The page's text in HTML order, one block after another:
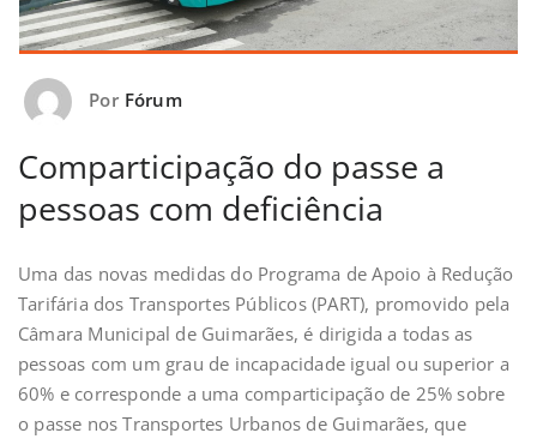
Por Fórum
Comparticipação do passe a
pessoas com deficiência
Uma das novas medidas do Programa de Apoio à Redução
Tarifária dos Transportes Públicos (PART), promovido pela
Câmara Municipal de Guimarães, é dirigida a todas as
pessoas com um grau de incapacidade igual ou superior a
60% e corresponde a uma comparticipação de 25% sobre
o passe nos Transportes Urbanos de Guimarães, que